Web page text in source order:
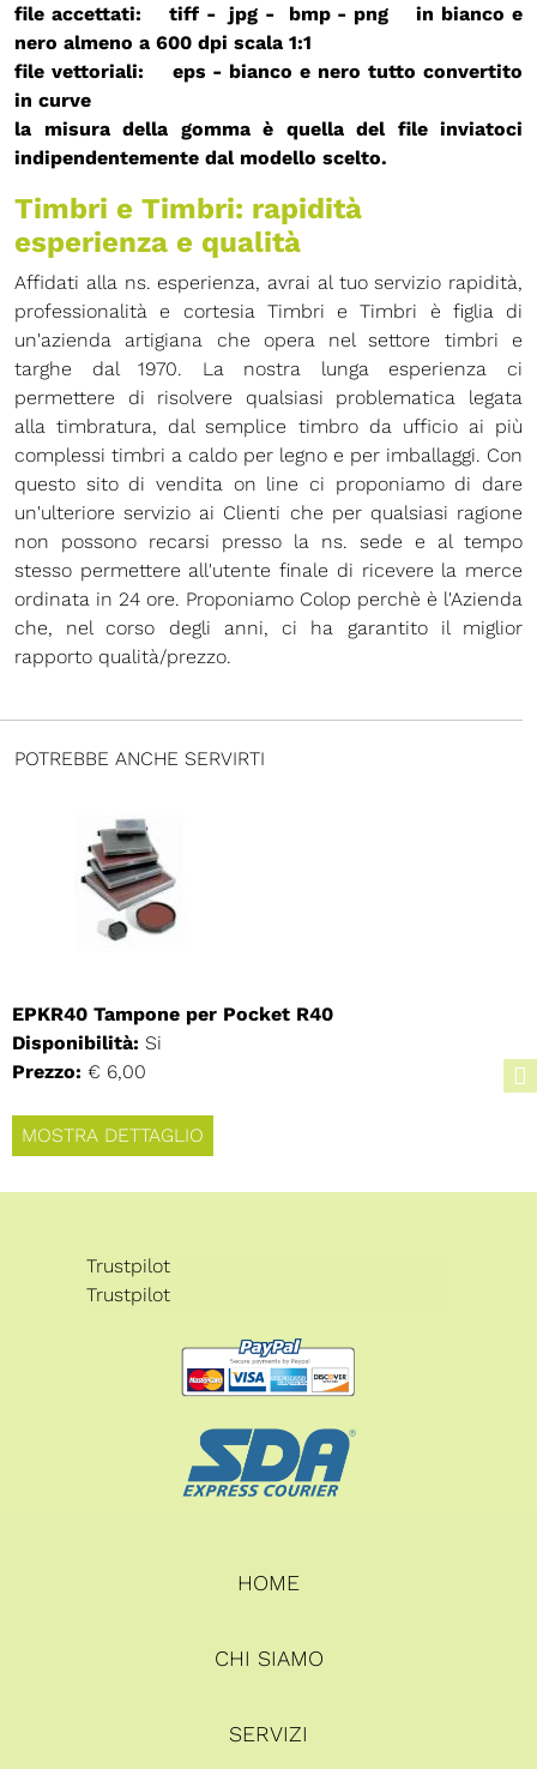
file accettati: tiff - jpg - bmp - png in bianco e
nero almeno a 600 dpi scala 1:1
file vettoriali: eps - bianco e nerotutto convertito
in curve
la misura della gomma è quella del file inviatoci
indipendentemente dal modello scelto.
Timbri e Timbri: rapidità
esperienza e qualità
Affidati alla ns. esperienza, avrai al tuo servizio rapidità,
professionalità e cortesia Timbri e Timbri è figlia di
un'azienda artigiana che opera nel settore timbri e
targhe dal 1970. La nostra lunga esperienza ci
permettere di risolvere qualsiasi problematica legata
alla timbratura, dal semplice timbro da ufficio ai più
complessi timbri a caldo per legno e per imballaggi. Con
questo sito di vendita on line ci proponiamo di dare
un'ulteriore servizio ai Clienti che per qualsiasi ragione
non possono recarsi presso la ns. sede e al tempo
stesso permettere all'utente finale di ricevere la merce
ordinata in 24 ore. Proponiamo Colop perchè è l'Azienda
che, nel corso degli anni, ci ha garantito il miglior
rapporto qualità/prezzo.
POTREBBE ANCHE SERVIRTI
EPKR40 Tampone per Pocket R40
Disponibilità: Si
Prezzo: € 6,00
MOSTRA DETTAGLIO
Trustpilot
Trustpilot
HOME
CHI SIAMO
SERVIZI